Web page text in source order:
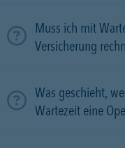
Muss ich mit
Versicherung
Was geschieht,
Wartezeit eine